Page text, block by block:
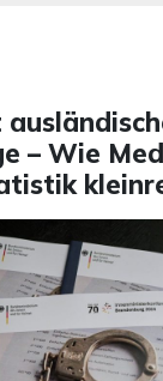
– Wie